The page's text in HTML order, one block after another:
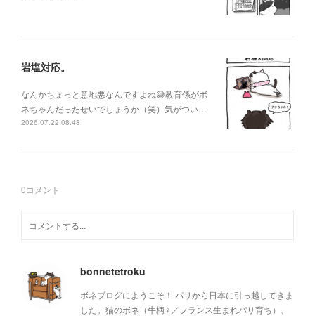
岩塩対応。
なんかちょっと意地悪なんですよね😅教育係がボ
ネちゃんだったせいでしょうか（笑）気がつい…
2026.07.22 08:48
0コメント
bonnetetroku
ボネブログにようこそ！ パリから日本に引っ越してきま
した。猫のボネ（牛柄♀／フランス生まれパリ育ち）、